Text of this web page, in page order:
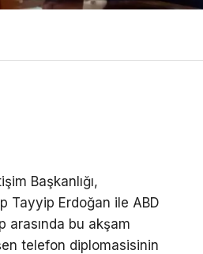
Başkanlığı,
Tayyip Erdoğan ile ABD
arasında bu akşam
telefon diplomasisinin